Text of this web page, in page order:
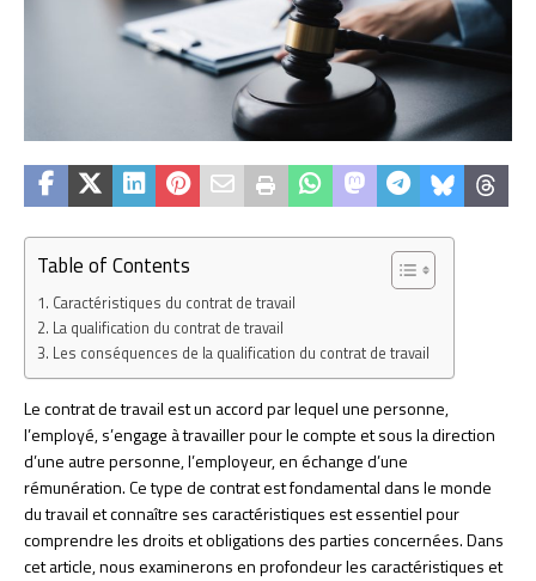
Table of Contents
Caractéristiques du contrat de travail
La qualification du contrat de travail
Les conséquences de la qualification du contrat de travail
Le contrat de travail est un accord par lequel une personne,
l’employé, s’engage à travailler pour le compte et sous la direction
d’une autre personne, l’employeur, en échange d’une
rémunération. Ce type de contrat est fondamental dans le monde
du travail et connaître ses caractéristiques est essentiel pour
comprendre les droits et obligations des parties concernées. Dans
cet article, nous examinerons en profondeur les caractéristiques et